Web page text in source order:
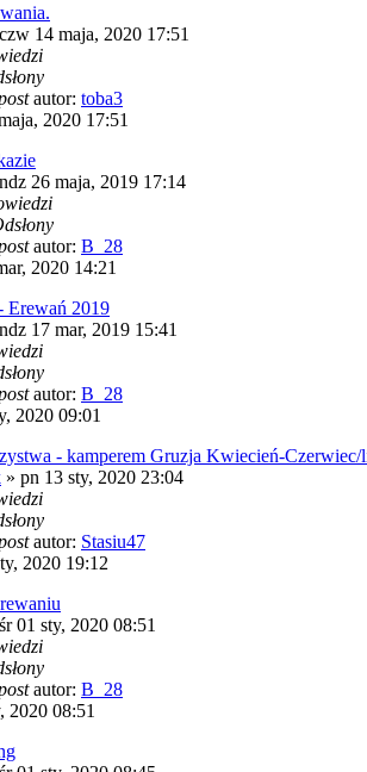
czw 14 maja, 2020 17:51
autor: toba3
2020 17:51
ndz 26 maja, 2019 17:14
autor: B_28
2020 14:21
Erewań 2019
ndz 17 mar, 2019 15:41
autor: B_28
2020 09:01
- kamperem Gruzja Kwiecień-Czerwiec/
» pn 13 sty, 2020 23:04
autor: Stasiu47
2020 19:12
śr 01 sty, 2020 08:51
autor: B_28
2020 08:51